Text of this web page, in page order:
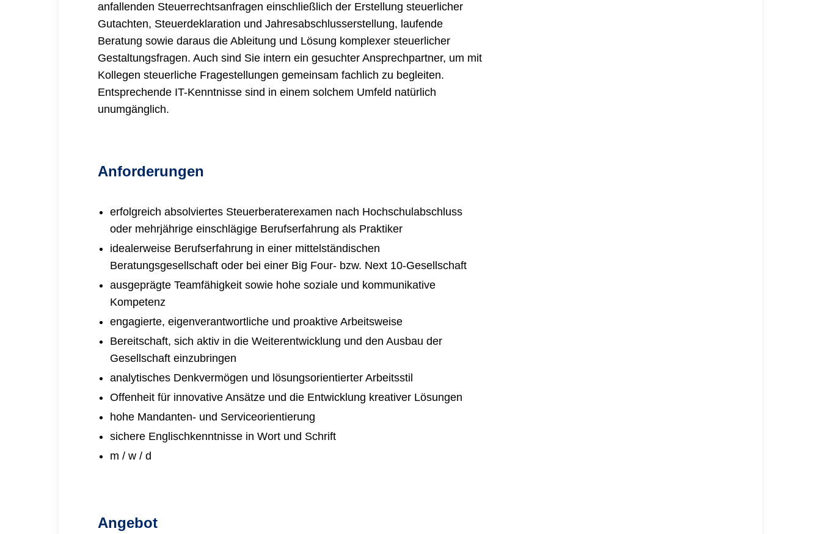
anfallenden Steuerrechtsanfragen einschließlich der Erstellung steuerlicher
Gutachten, Steuerdeklaration und Jahresabschlusserstellung, laufende
Beratung sowie daraus die Ableitung und Lösung komplexer steuerlicher
Gestaltungsfragen. Auch sind Sie intern ein gesuchter Ansprechpartner, um mit
Kollegen steuerliche Fragestellungen gemeinsam fachlich zu begleiten.
Entsprechende IT-Kenntnisse sind in einem solchem Umfeld natürlich
unumgänglich.
Anforderungen
erfolgreich absolviertes Steuerberaterexamen nach Hochschulabschluss
oder mehrjährige einschlägige Berufserfahrung als Praktiker
idealerweise Berufserfahrung in einer mittelständischen
Beratungsgesellschaft oder bei einer Big Four- bzw. Next 10-Gesellschaft
ausgeprägte Teamfähigkeit sowie hohe soziale und kommunikative
Kompetenz
engagierte, eigenverantwortliche und proaktive Arbeitsweise
Bereitschaft, sich aktiv in die Weiterentwicklung und den Ausbau der
Gesellschaft einzubringen
analytisches Denkvermögen und lösungsorientierter Arbeitsstil
Offenheit für innovative Ansätze und die Entwicklung kreativer Lösungen
hohe Mandanten- und Serviceorientierung
sichere Englischkenntnisse in Wort und Schrift
m / w / d
Angebot